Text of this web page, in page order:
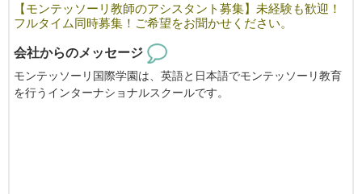
【モンテッソーリ教師のアシスタント募集】未経験も歓迎！
フルタイム同時募集！ご希望をお聞かせください。
会社からのメッセージ
モンテッソーリ国際学園は、英語と日本語でモンテッソーリ教育
を行うインターナショナルスクールです。